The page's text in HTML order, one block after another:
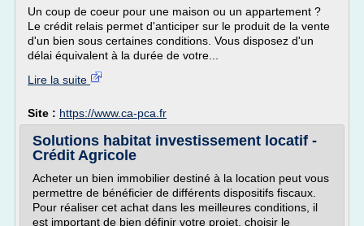
Un coup de coeur pour une maison ou un appartement ?
Le crédit relais permet d'anticiper sur le produit de la vente
d'un bien sous certaines conditions. Vous disposez d'un
délai équivalent à la durée de votre...
Lire la suite
Site : https://www.ca-pca.fr
Solutions habitat investissement locatif -
Crédit Agricole
Acheter un bien immobilier destiné à la location peut vous
permettre de bénéficier de différents dispositifs fiscaux.
Pour réaliser cet achat dans les meilleures conditions, il
est important de bien définir votre projet, choisir le